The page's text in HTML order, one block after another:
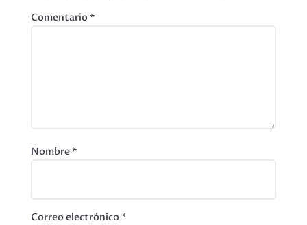
Comentario*
Nombre*
Correo electrónico*